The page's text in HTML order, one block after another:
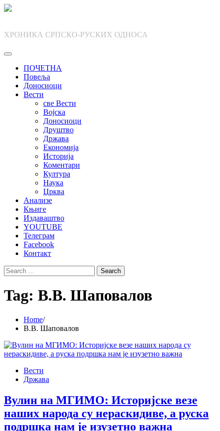
Skip
ХРОНИКА СРПСКО-РУСКИХ ОДНОСА
ПОЧЕТНА
Повеља
Доносиоци
Вести
све Вести
Војска
Доносиоци
Друштво
Држава
Економија
Историја
Коментари
Култура
Наука
Црква
Анализе
Књиге
Издаваштво
YOUTUBE
Телеграм
Facebook
Контакт
Search
for:
Tag: В.В. Шаповалов
Home
В.В. Шаповалов
Вести
Држава
Вулин на МГИМО: Историјске везе
наших народа су нераскидиве, а руска
подршка нам је изузетно важна